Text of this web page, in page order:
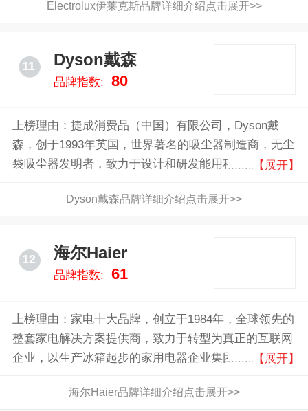
Electrolux伊莱克斯品牌详细介绍点击展开>>
11 Dyson戴森
品牌指数: 80
上榜理由：捷成消费品（中国）有限公司，Dyson戴
森，创于1993年英国，世界著名的吸尘器制造商，无尘
袋吸尘器发明者，致力于设计和研发能用科技来简化人
【展开】
Dyson戴森品牌详细介绍点击展开>>
12 海尔Haier
品牌指数: 61
上榜理由：家电十大品牌，创立于1984年，全球领先的
整套家电解决方案提供商，致力于转型为真正的互联网
企业，以生产冰箱起步的家用电器企业集团
【展开】
海尔Haier品牌详细介绍点击展开>>